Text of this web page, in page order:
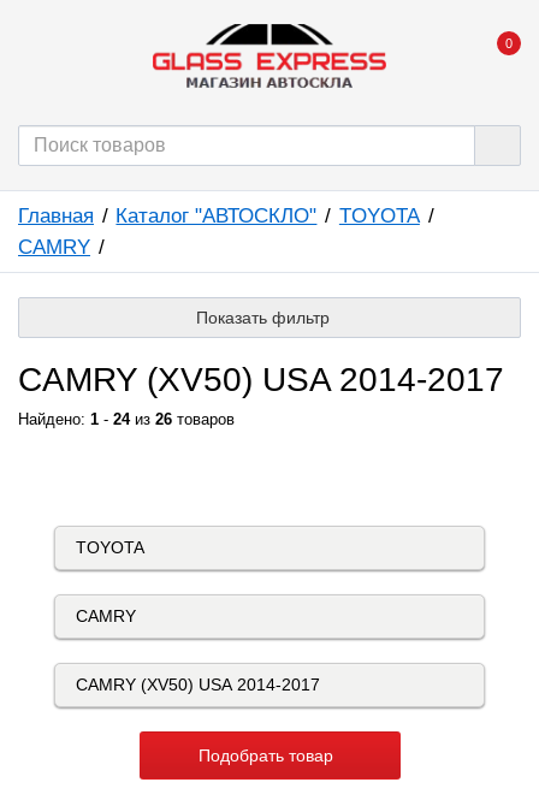
0
Главная Каталог "АВТОСКЛО"
TOYOTA
CAMRY
Показать фильтр
CAMRY (XV50) USA 2014-2017
Найдено: 1 - 24из 26 товаров
Подобрать товар